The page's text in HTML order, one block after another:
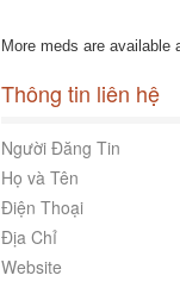
More meds are
Thông tin liên hệ
Người Đăng Tin
Họ và Tên
Điện Thoại
Địa Chỉ
Website